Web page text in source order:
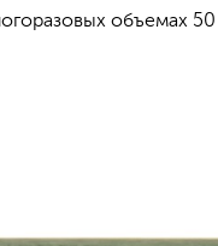
объемах